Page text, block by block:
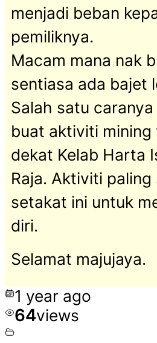
menjadi beban
pemiliknya.
Macam mana nak
sentiasa ada bajet
Salah satu
buat aktiviti mining
dekat Kelab Harta
Raja. Aktiviti paling
setakat ini untuk
diri.
Selamat majujaya.
1 year ago
64views